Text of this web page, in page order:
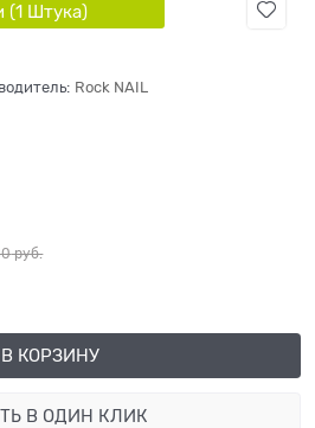
(1 Штука)
Rock NAIL
руб.
В КОРЗИНУ
В ОДИН КЛИК